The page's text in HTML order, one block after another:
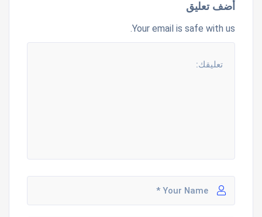
أضف تعليق
Your email is safe with us.